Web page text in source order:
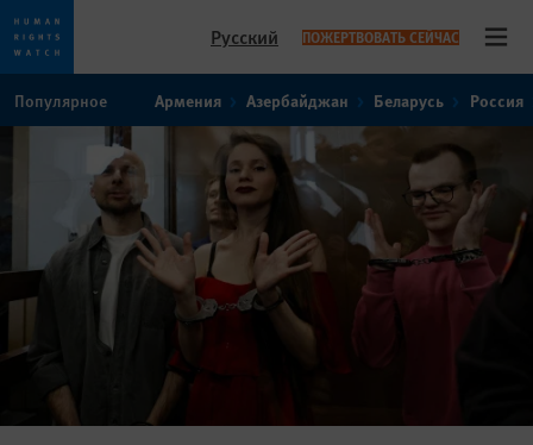
toto
Русский ПОЖЕРТВОВАТЬ СЕЙЧАС
Популярное Армения Азербайджан Беларусь Россия